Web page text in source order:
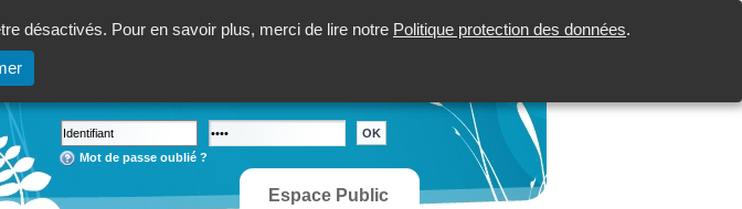
désactivés. Pour en savoir plus, merci de lire notre Politique protection des données.
Mot de passe oublié ?
Espace Public